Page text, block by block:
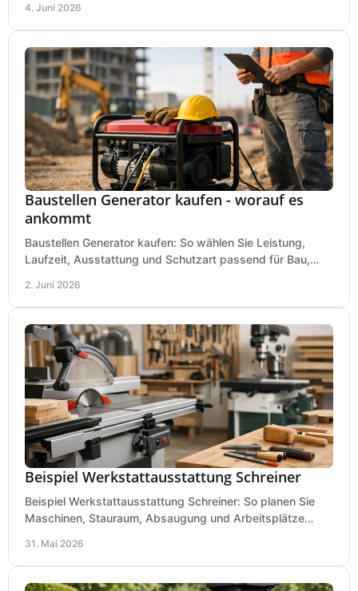
4. Juni 2026
Baustellen Generator kaufen - worauf es
ankommt
Baustellen Generator kaufen: So wählen Sie Leistung,
Laufzeit, Ausstattung und Schutzart passend für Bau,
2. Juni 2026
Beispiel Werkstattausstattung Schreiner
Beispiel Werkstattausstattung Schreiner: So planen Sie
Maschinen, Stauraum, Absaugung und Arbeitsplätze
31. Mai 2026